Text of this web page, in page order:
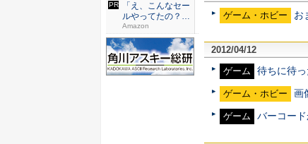
ゲーム・ホビー
お
2012/04/12
ゲーム
待ちに待
ゲーム・ホビー 画
ゲーム バーコー
「え、こんなセー
ルやってたの？」
80％O...
Amazon